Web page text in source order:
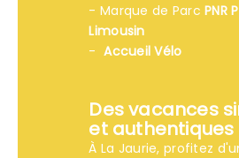
- Marque de Parc PNR
Limousin
-Accueil Vélo
Des vacances
et authentiques
À La Jaurie, profitez